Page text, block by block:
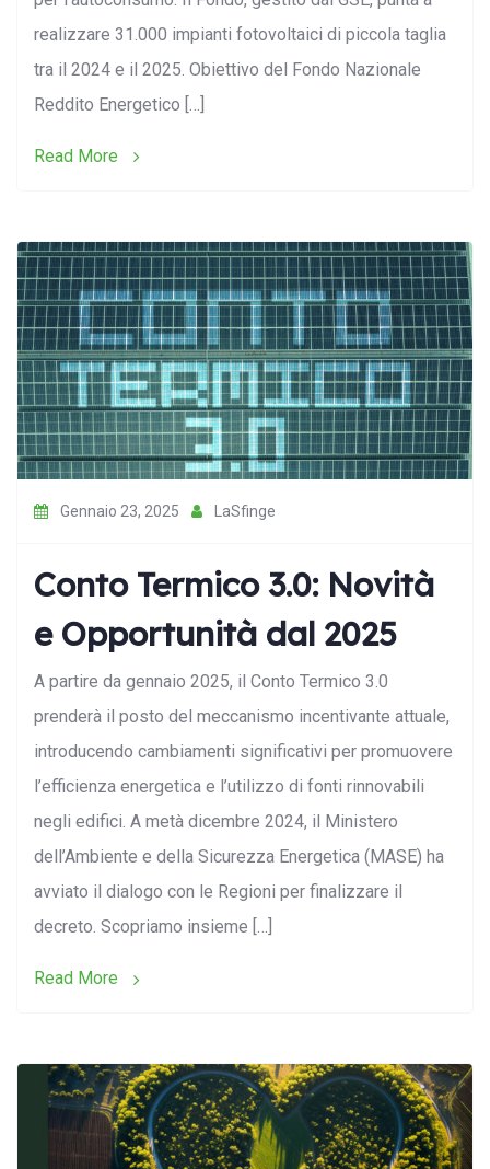
Search:
realizzare 31.000 impianti fotovoltaici di piccola taglia
tra il 2024 e il 2025. Obiettivo del Fondo Nazionale
Reddito Energetico […]
Read More
Gennaio 23, 2025 LaSfinge
Conto Termico 3.0: Novità
e Opportunità dal 2025
A partire da gennaio 2025, il Conto Termico 3.0
prenderà il posto del meccanismo incentivante attuale,
introducendo cambiamenti significativi per promuovere
l’efficienza energetica e l’utilizzo di fonti rinnovabili
negli edifici. A metà dicembre 2024, il Ministero
dell’Ambiente e della Sicurezza Energetica (MASE) ha
avviato il dialogo con le Regioni per finalizzare il
decreto. Scopriamo insieme […]
Read More